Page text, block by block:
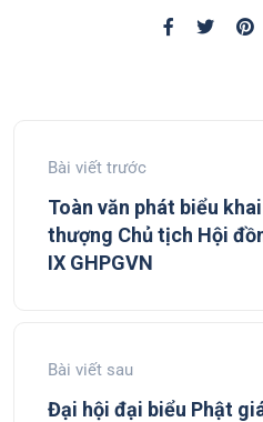
Bài viết trước
Toàn văn phát biểu
thượng Chủ tịch Hội
IX GHPGVN
Bài viết sau
Đại hội đại biểu Phật